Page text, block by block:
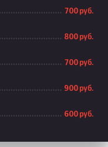
700 руб.
800 руб.
700 руб.
900 руб.
600 руб.